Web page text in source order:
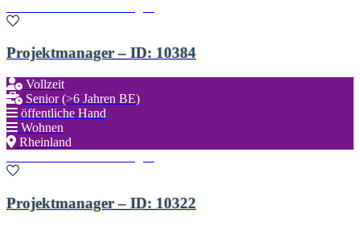
Projektmanager – ID: 10384
Vollzeit
Senior (>6 Jahren BE)
öffentliche Hand
Wohnen
Rheinland
Projektmanager – ID: 10322